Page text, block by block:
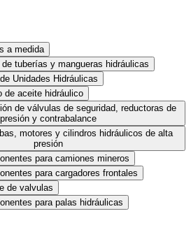
a medida
tuberías y mangueras hidráulicas
Unidades Hidráulicas
de aceite hidráulico
de válvulas de seguridad, reductoras de
presión y contrabalance
motores y cilindros hidráulicos de alta
presión
para camiones mineros
para cargadores frontales
de valvulas
para palas hidráulicas